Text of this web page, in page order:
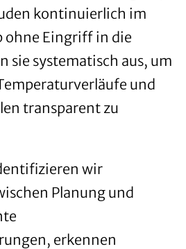
kontinuierlich im
ohne Eingriff in die
sie systematisch aus, um
und
transparent zu
wir
Planung und
erkennen